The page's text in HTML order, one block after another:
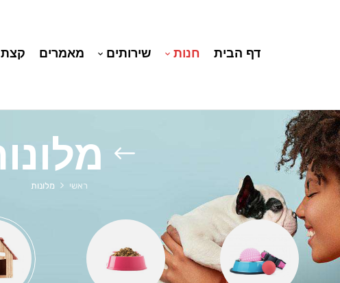
דף הבית חנות שירותים מאמרים קצת
ראשי מלונות